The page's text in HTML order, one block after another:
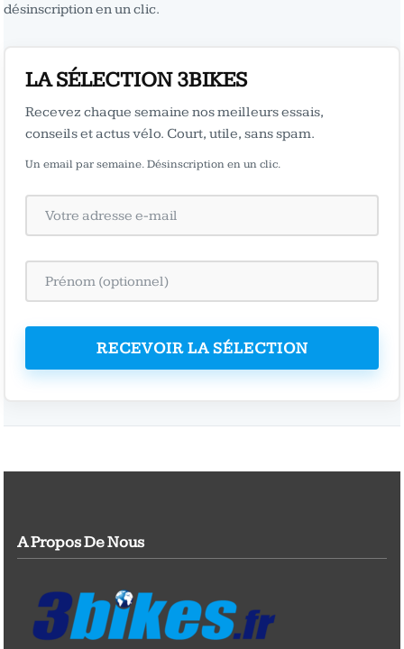
désinscription en un clic.
LA SÉLECTION 3BIKES
Recevez chaque semaine nos meilleurs essais,
conseils et actus vélo. Court, utile, sans spam.
Un email par semaine. Désinscription en un clic.
RECEVOIR LA SÉLECTION
A Propos De Nous